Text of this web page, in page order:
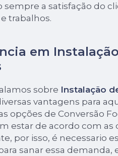
sempre a satisfação do
trabalhos.
em
sobre Instalação
vantagens para
opções de Conversão
estar de acordo com as
por isso, é necessario
sanar essa demanda,